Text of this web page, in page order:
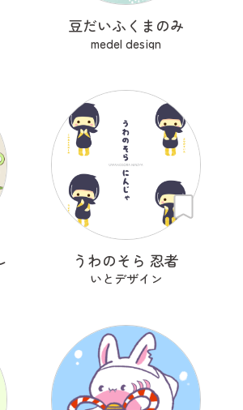
豆だいふくまのみ
medel design
うわのそら 忍者
いとデザイン